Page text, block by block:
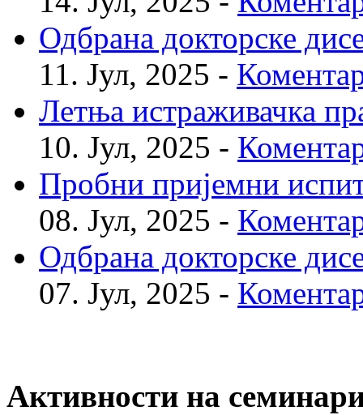
Одбрана докторске
11. Јул, 2025 -
Летња истраживачка
10. Јул, 2025 -
Пробни пријемни
08. Јул, 2025 -
Одбрана докторске
07. Јул, 2025 -
Активности на